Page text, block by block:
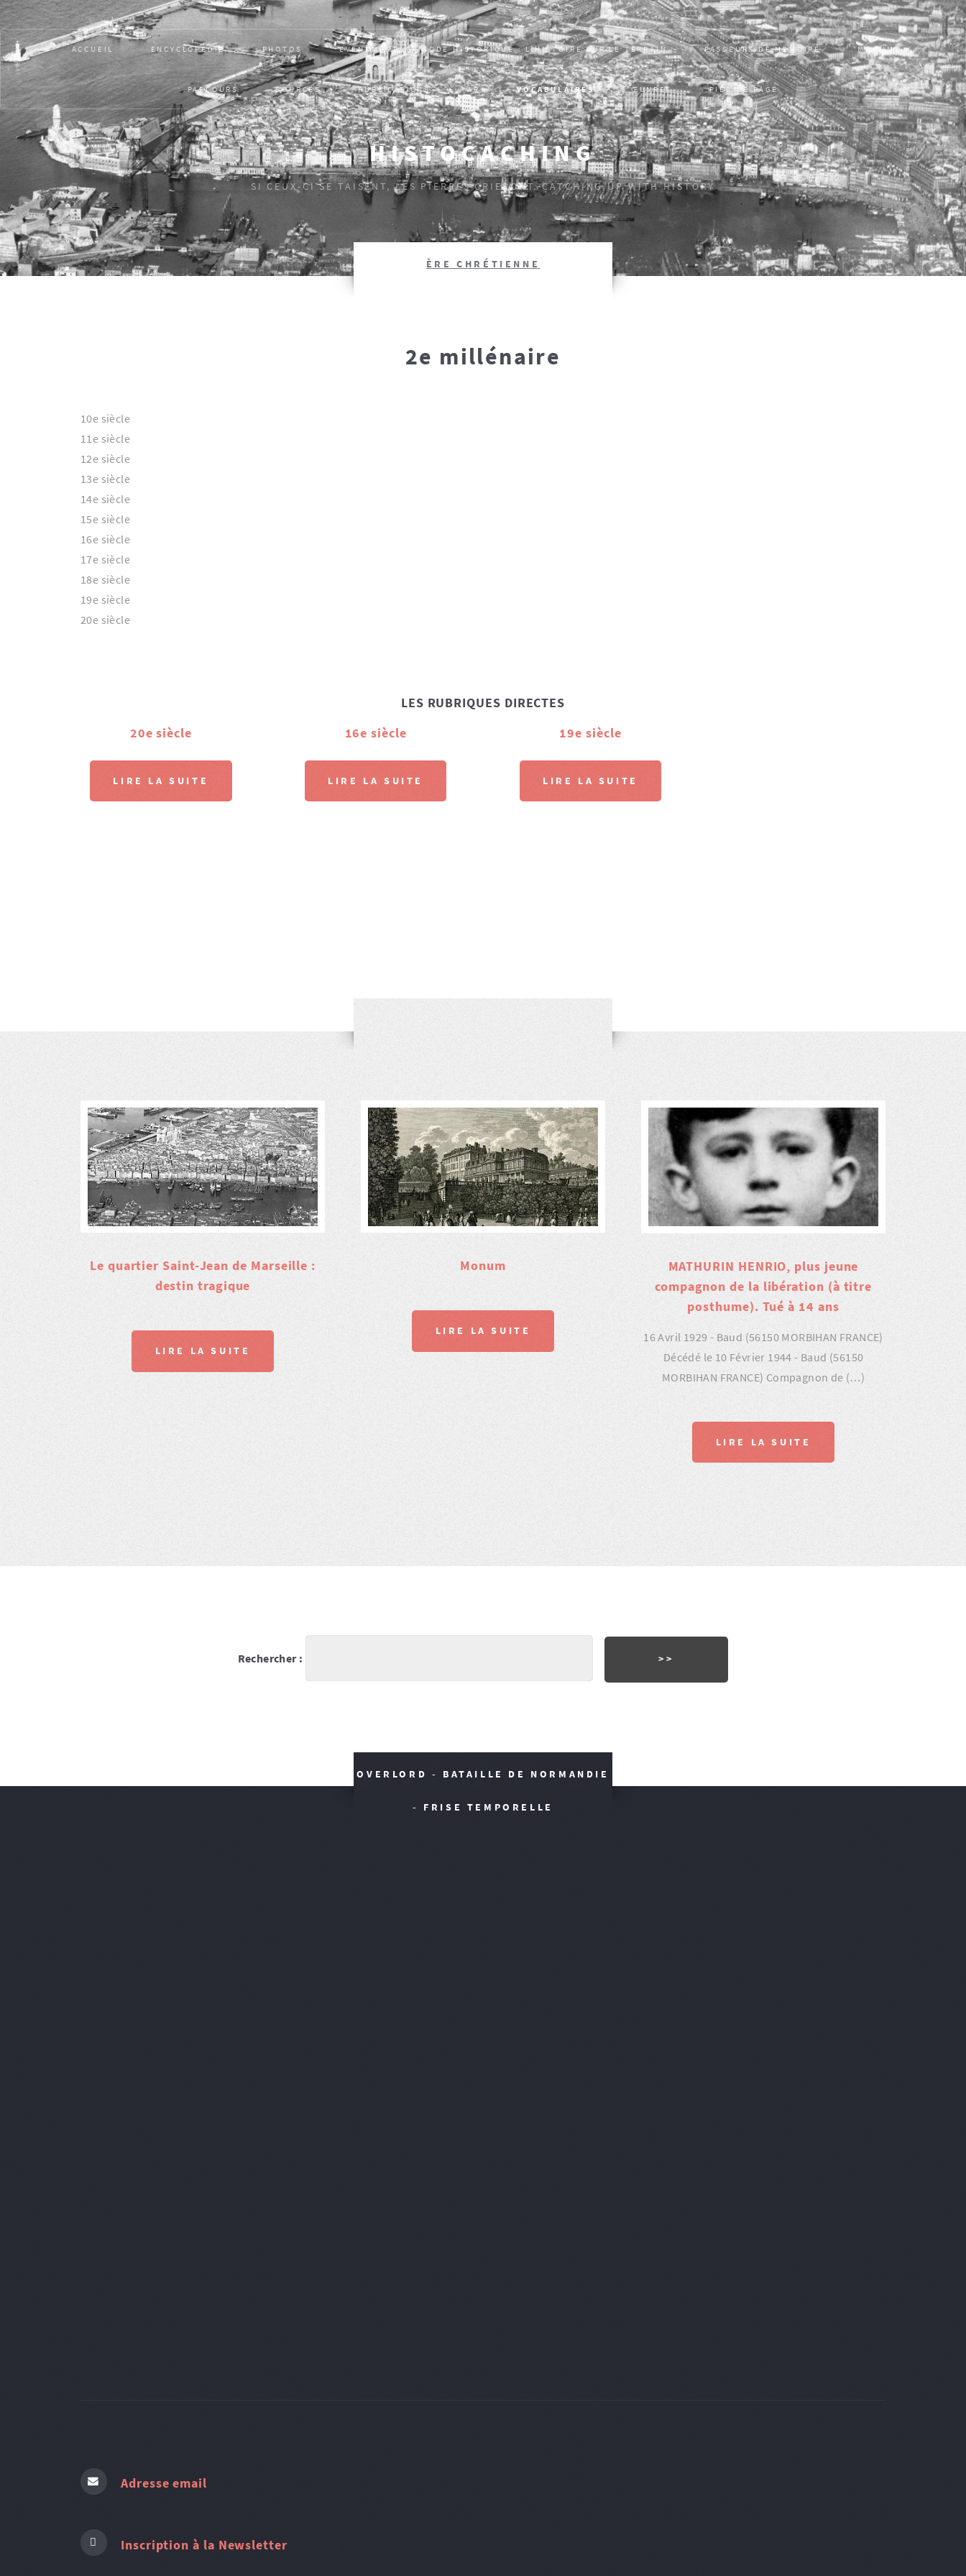
HISTOCACHING
SI CEUX-CI SE TAISENT, LES PIERRES CRIERONT. CATCHING UP WITH HISTORY
ACCUEIL ENCYCLOPÉDIE PHOTOS EVÈNEMENT, ÉPISODE HISTORIQUE : L’HISTOIRE SUR LE TERRAIN PASSEURS DE MÉMOIRE MONUM
PARCOURS SOURCES PUBLICATIONS AR VOCABULAIRES ŒUVRES PIED DE PAGE
ÈRE CHRÉTIENNE
2e millénaire
10e siècle
11e siècle
12e siècle
13e siècle
14e siècle
15e siècle
16e siècle
17e siècle
18e siècle
19e siècle
20e siècle
LES RUBRIQUES DIRECTES
20e siècle
LIRE LA SUITE
16e siècle
LIRE LA SUITE
19e siècle
LIRE LA SUITE
Le quartier Saint-Jean de Marseille :
destin tragique
LIRE LA SUITE
Monum
LIRE LA SUITE
MATHURIN HENRIO, plus jeune
compagnon de la libération (à titre
posthume). Tué à 14 ans
16 Avril 1929 - Baud (56150 MORBIHAN FRANCE)
Décédé le 10 Février 1944 - Baud (56150
MORBIHAN FRANCE) Compagnon de (…)
LIRE LA SUITE
Rechercher :
OVERLORD - BATAILLE DE NORMANDIE
- FRISE TEMPORELLE
Adresse email
Inscription à la Newsletter